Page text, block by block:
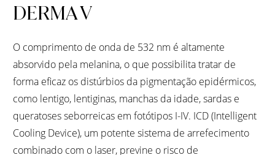
DERMA V
O comprimento de onda de 532 nm é altamente
absorvido pela melanina, o que possibilita tratar de
forma eficaz os distúrbios da pigmentação epidérmicos,
como lentigo, lentiginas, manchas da idade, sardas e
queratoses seborreicas em fotótipos I-IV. ICD (Intelligent
Cooling Device), um potente sistema de arrefecimento
combinado com o laser, previne o risco de